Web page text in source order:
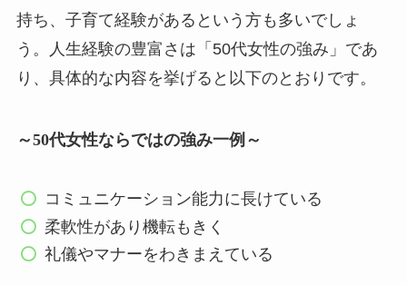
持ち、子育て経験があるという方も多いでしょ
う。人生経験の豊富さは「50代女性の強み」であ
り、具体的な内容を挙げると以下のとおりです。
～50代女性ならではの強み一例～
コミュニケーション能力に長けている
柔軟性があり機転もきく
礼儀やマナーをわきまえている